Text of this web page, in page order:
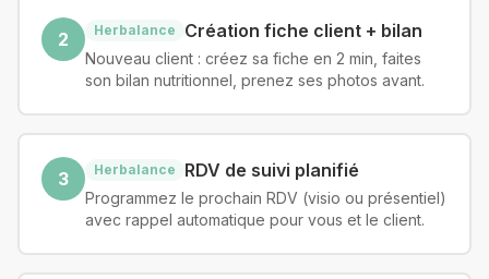
2 Herbalance Création fiche client + bilan
Nouveau client : créez sa fiche en 2 min, faites
son bilan nutritionnel, prenez ses photos avant.
3 Herbalance RDV de suivi planifié
Programmez le prochain RDV (visio ou présentiel)
avec rappel automatique pour vous et le client.